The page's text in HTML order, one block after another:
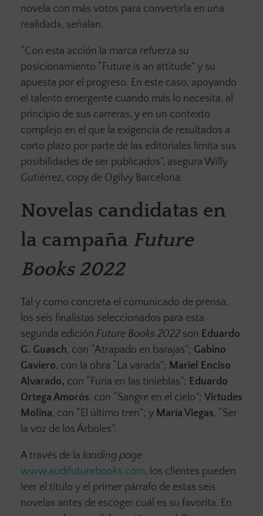
novela con más votos para convertirla en una
realidad», señalan.
“Con esta acción la marca refuerza su
posicionamiento “Future is an attitude” y su
apuesta por el progreso. En este caso, apoyando
el talento emergente cuando más lo necesita, al
principio de sus carreras, y en un contexto
complejo en el que la exigencia de resultados a
corto plazo por parte de las editoriales limita sus
posibilidades de ser publicados”, asegura Willy
Gutiérrez, copy de Ogilvy Barcelona.
Novelas candidatas en
la campaña Future
Books 2022
Tal y como concreta el comunicado de prensa,
los seis finalistas seleccionados para esta
segunda edición Future Books 2022 son Eduardo
G. Guasch, con “Atrapado en barajas”; Gabino
Gaviero, con la obra “La varada”; Mariel Enciso
Alvarado, con “Furia en las tinieblas”; Eduardo
Ortega Amorós, con “Sangre en el cielo”; Virtudes
Molina, con “El último tren”; y María Viegas, “Ser
la voz de los Árboles”.
A través de la landing page
www.audifuturebooks.com, los clientes pueden
leer el título y el primer párrafo de estas seis
novelas antes de escoger cuál es su favorita. En